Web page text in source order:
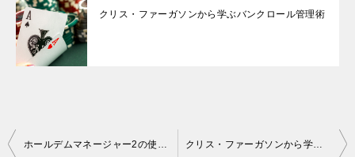
クリス・ファーガソンから学ぶバンクロール管理術
投
ホールデムマネージャー2の使い方ガイド クリス・ファーガソンから学ぶバンクロール管理術